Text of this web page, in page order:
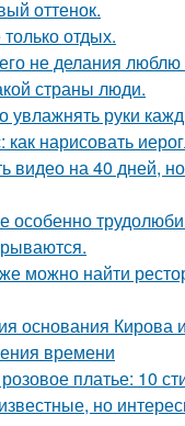
оттенок.
отдых.
не делания люблю
страны люди.
увлажнять руки
как нарисовать
видео на 40 дней,
особенно
можно найти
основания Кирова
времени
платье: 10
но